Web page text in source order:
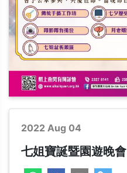
2022 Aug 04
七姐寶誕暨園遊晚會